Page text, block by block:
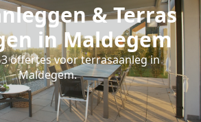
& Terras
in Maldegem
offertes voor terrasaanleg in
Maldegem.